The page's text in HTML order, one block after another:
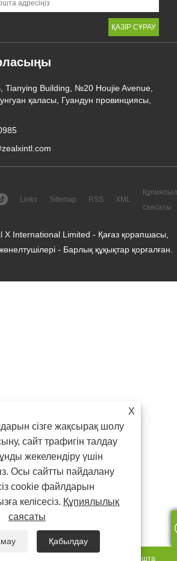
X
сізге жақсырақ шолу
сайт трафигін талдау
жекелендіру үшін
Осы сайтты пайдалану
cookie файлдарын
келісесіз. Құпиялылық
саясаты
Қабылдау
Tianying Building, №20 Houjie Avenue,
қаласы, Гуандун провинциясы,
Links Sitemap RSS XML
саясаты
International Limited - Қағаз қорапшасы,
- Барлық құқықтар қорғалған.
Электрондық пошта